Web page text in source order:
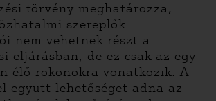
törvény meghatározza,
szereplők
nem vehetnek részt a
eljárásban, de ez csak az egy
élő rokonokra vonatkozik. A
együtt lehetőséget adna az